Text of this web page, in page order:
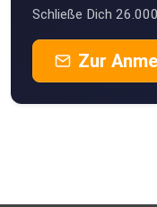
Schließe Dich
Zur